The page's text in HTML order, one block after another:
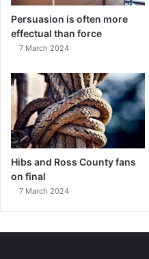
Persuasion is often more
effectual than force
7 March 2024
Hibs and Ross County fans
on final
7 March 2024